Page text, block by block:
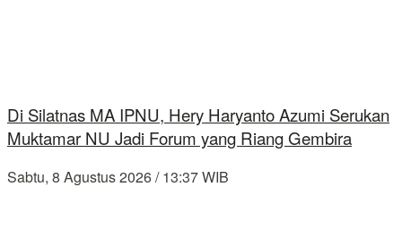
Di Silatnas MA IPNU, Hery Haryanto Azumi Serukan
Muktamar NU Jadi Forum yang Riang Gembira
Sabtu, 8 Agustus 2026 / 13:37 WIB